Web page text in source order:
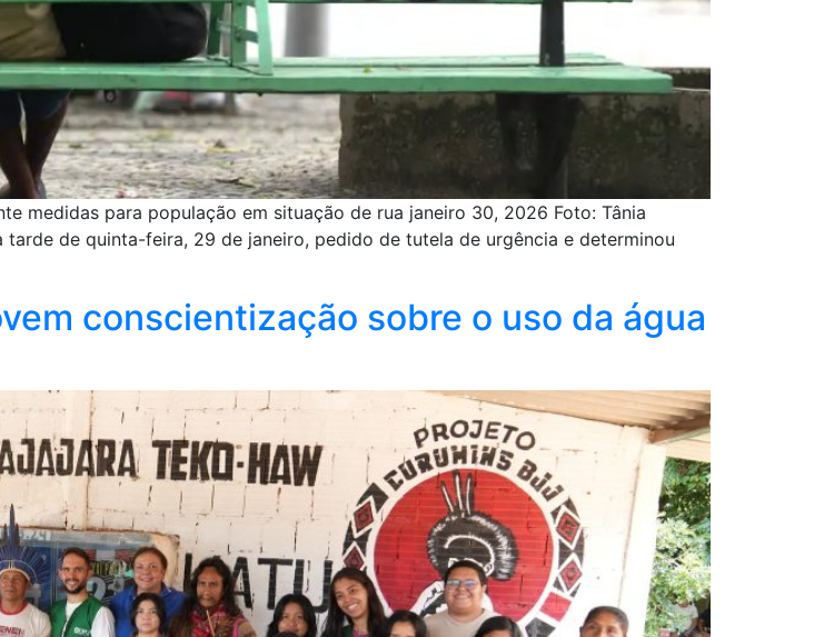
medidas para população em situação de rua janeiro 30, 2026 Foto: Tânia
de quinta-feira, 29 de janeiro, pedido de tutela de urgência e determinou
conscientização sobre o uso da água